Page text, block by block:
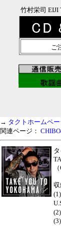
竹村栄司 EIJI
ご
→ タクトホームペー
関連ページ：
収